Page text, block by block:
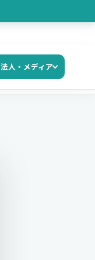
法人・メディア